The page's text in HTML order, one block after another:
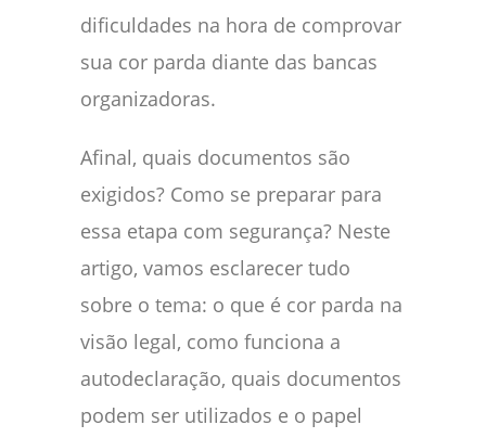
dificuldades na hora de comprovar
sua cor parda diante das bancas
organizadoras.
Afinal, quais documentos são
exigidos? Como se preparar para
essa etapa com segurança? Neste
artigo, vamos esclarecer tudo
sobre o tema: o que é cor parda na
visão legal, como funciona a
autodeclaração, quais documentos
podem ser utilizados e o papel